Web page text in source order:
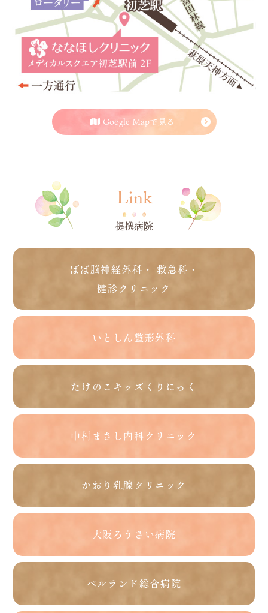
Google Mapで見る
Link
提携病院
ばば脳神経外科・ 救急科・
健診クリニック
いとしん整形外科
たけのこキッズくりにっく
中村まさし内科クリニック
かおり乳腺クリニック
大阪ろうさい病院
ベルランド総合病院